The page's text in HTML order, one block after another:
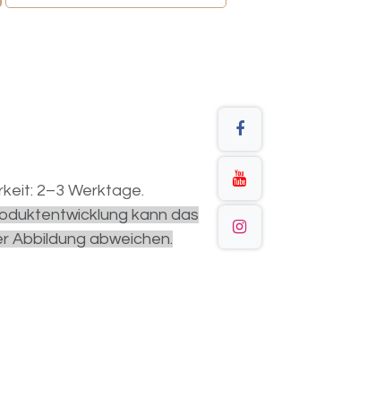
2–3 Werktage.
kann das
Abbildung abweichen.